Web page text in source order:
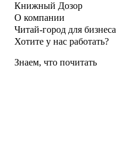
Книжный Дозор
О компании
Читай-город для бизнеса
Хотите у нас работать?
Знаем, что почитать